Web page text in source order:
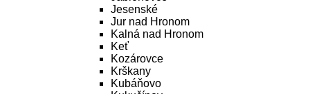
Jesenské
Jur nad Hronom
Kalná nad Hronom
Keť
Kozárovce
Krškany
Kubáňovo